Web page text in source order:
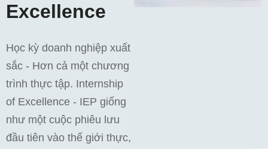
Excellence
Học kỳ doanh nghiệp xuất
sắc - Hơn cả một chương
trình thực tập. Internship
of Excellence - IEP giống
như một cuộc phiêu lưu
đầu tiên vào thế giới thực,